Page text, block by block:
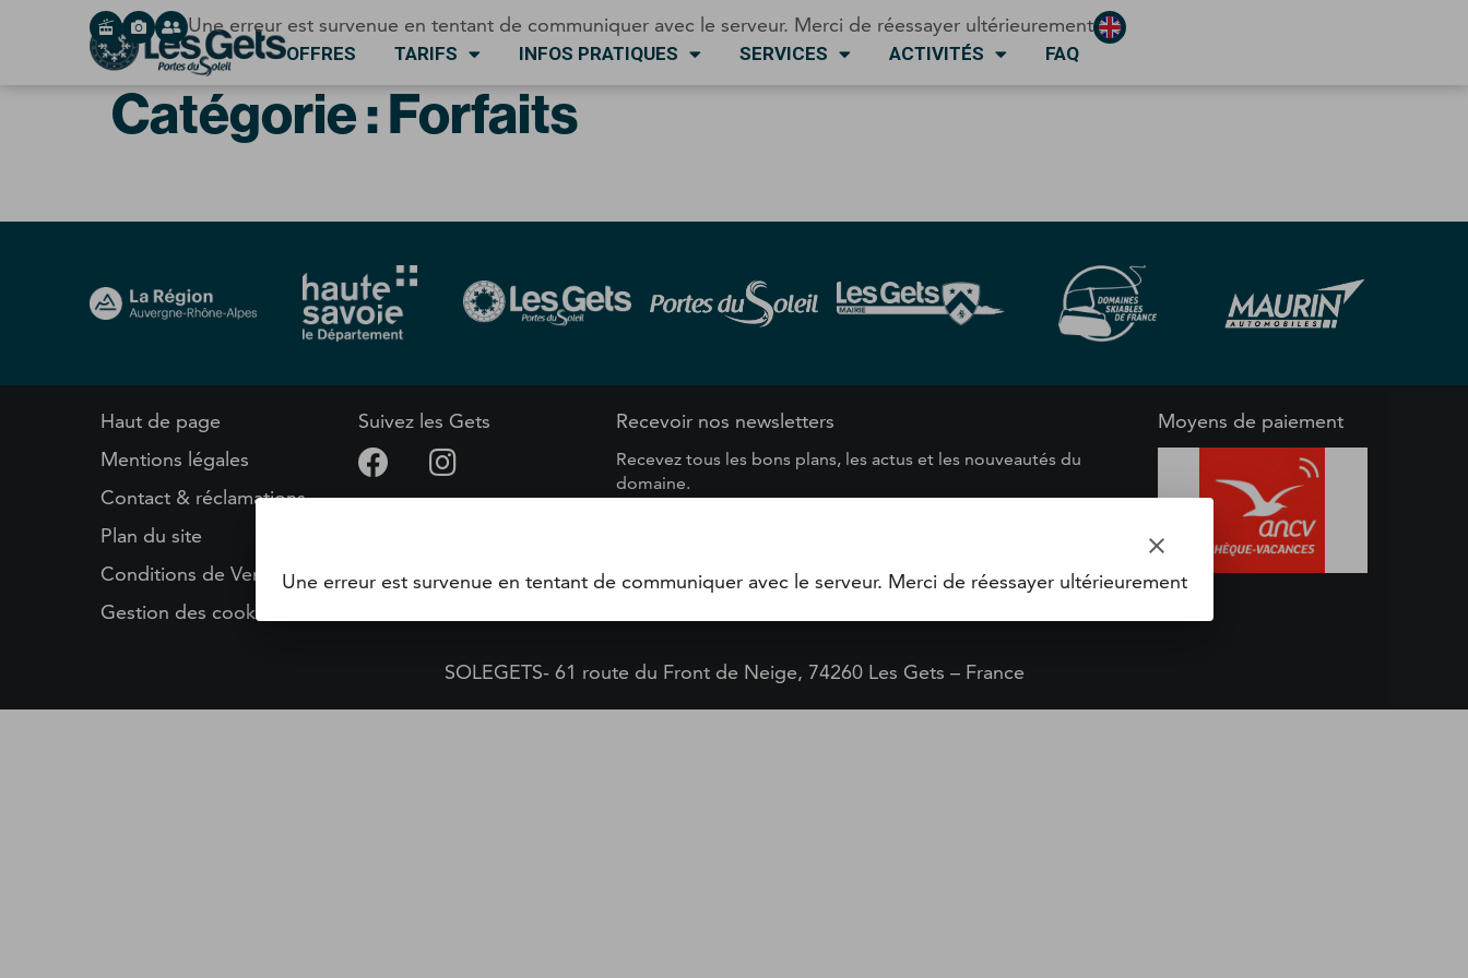
Une erreur est survenue en tentant de communiquer avec le serveur. Merci de réessayer ultérieurement
OFFRES TARIFS INFOS PRATIQUES SERVICES ACTIVITÉS FAQ
Catégorie :Forfaits
Haut de page
Mentions légales
Contact & réclamations
Plan du site
Conditions de Vente
Gestion des cookies
Suivez les Gets Recevoir nos newsletters
Recevez tous les bons plans, les actus et les nouveautés du
domaine.
Moyens de paiement
SOLEGETS- 61 route du Front de Neige, 74260 Les Gets – France
clear
Une erreur est survenue en tentant de communiquer avec le serveur. Merci de réessayer ultérieurement
Panneau de gestion des cookies